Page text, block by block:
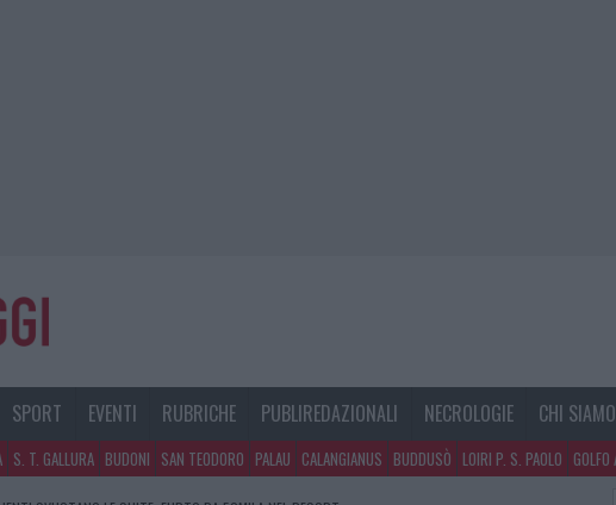
SPORT EVENTI RUBRICHE PUBLIREDAZIONALI NECROLOGIE CHI SIAMO
S. T. GALLURA BUDONI SAN TEODORO PALAU CALANGIANUS BUDDUSÒ LOIRI P. S. PAOLO